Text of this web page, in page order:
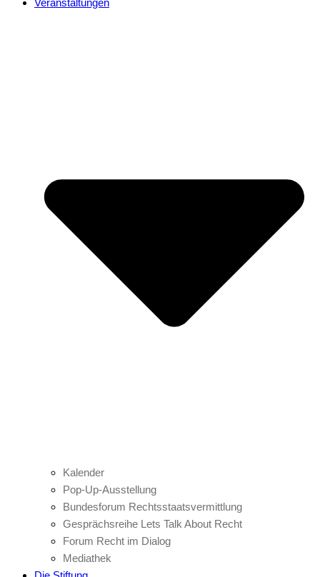
Veranstaltungen
Kalender
Pop-Up-Ausstellung
Bundesforum Rechtsstaatsvermittlung
Gesprächsreihe Lets Talk About Recht
Forum Recht im Dialog
Mediathek